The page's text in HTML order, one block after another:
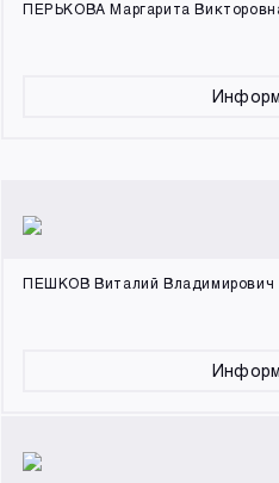
ПЕРЬКОВА Маргарита
ПЕШКОВ Виталий Владимирович